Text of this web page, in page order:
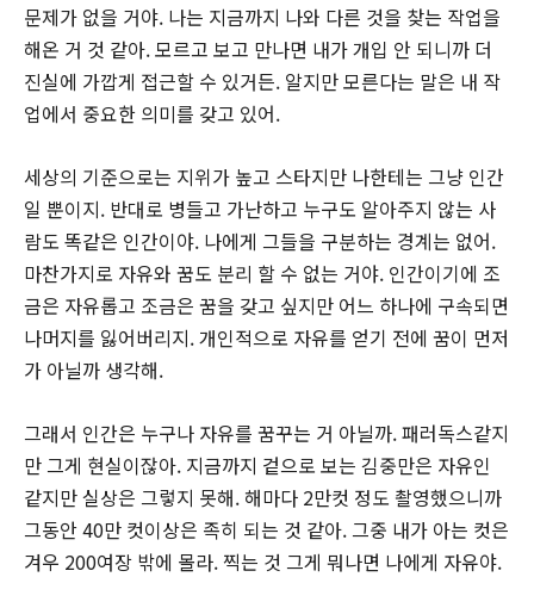
문제가 없을 거야. 나는 지금까지 나와 다른 것을 찾는 작업을
해온 거 것 같아. 모르고 보고 만나면 내가 개입 안 되니까 더
진실에 가깝게 접근할 수 있거든. 알지만 모른다는 말은 내 작
업에서 중요한 의미를 갖고 있어.
세상의 기준으로는 지위가 높고 스타지만 나한테는 그냥 인간
일 뿐이지. 반대로 병들고 가난하고 누구도 알아주지 않는 사
람도 똑같은 인간이야. 나에게 그들을 구분하는 경계는 없어.
마찬가지로 자유와 꿈도 분리 할 수 없는 거야. 인간이기에 조
금은 자유롭고 조금은 꿈을 갖고 싶지만 어느 하나에 구속되면
나머지를 잃어버리지. 개인적으로 자유를 얻기 전에 꿈이 먼저
가 아닐까 생각해.
그래서 인간은 누구나 자유를 꿈꾸는 거 아닐까. 패러독스같지
만 그게 현실이잖아. 지금까지 겉으로 보는 김중만은 자유인
같지만 실상은 그렇지 못해. 해마다 2만컷 정도 촬영했으니까
그동안 40만 컷이상은 족히 되는 것 같아. 그중 내가 아는 컷은
겨우 200여장 밖에 몰라. 찍는 것 그게 뭐나면 나에게 자유야.